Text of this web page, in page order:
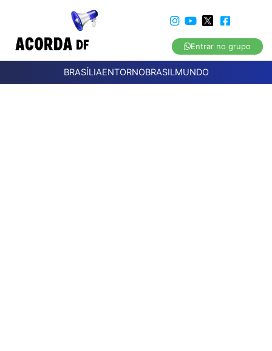
Entrar no grupo
BRASÍLIAENTORNOBRASILMUNDO